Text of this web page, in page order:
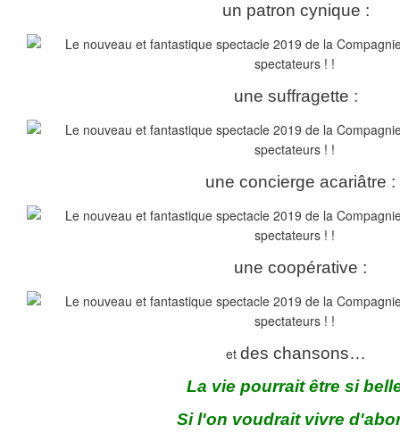
un patron cynique :
une suffragette :
une concierge acariâtre :
une coopérative :
etdes chansons…
La vie pourrait être si
Si l'on voudrait vivre